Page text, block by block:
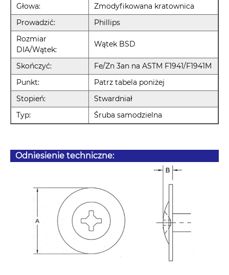
Głowa:
Zmodyfikowana kratownica
Prowadzić:
Phillips
Rozmiar
DIA/Wątek:
Wątek BSD
Skończyć:
Fe/Zn 3an na ASTM F1941/F1941M
Punkt:
Patrz tabela poniżej
Stopień:
Stwardniał
Typ:
Śruba samodzielna
Odniesienie techniczne: